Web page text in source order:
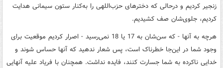
زنجیر کردیم و درحالی که دخترهای حزب‌اللهی را به‌کنار ستون سیمانی هدایت
کردیم، جلوی‌شان صف کشیدیم.
هرچه به آنها - که سن‌شان به 17 یا 18 نمی‌رسید - اصرار کردیم موقعیت برای
وجود شما در این‌جا خطرناک است، پس شعار ندهید که آنها حساس شوند و
خدایی ناکرده به شما جسارت کنند، فایده‌ نداشت. همچنان با فریاد علیه آنهایی